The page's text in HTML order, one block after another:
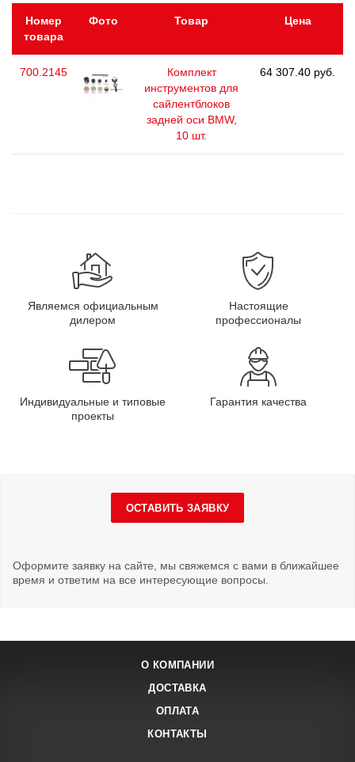
Номер
товара
Фото Товар Цена
700.2145
Комплект
инструментов для
сайлентблоков
задней оси BMW,
10 шт.
64 307.40 руб.
Являемся официальным
дилером
Настоящие
профессионалы
Индивидуальные и типовые
проекты
Гарантия качества
ОСТАВИТЬ ЗАЯВКУ
Оформите заявку на сайте, мы свяжемся с вами в ближайшее
время и ответим на все интересующие вопросы.
О КОМПАНИИ
ДОСТАВКА
ОПЛАТА
КОНТАКТЫ